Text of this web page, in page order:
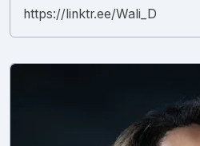
https://linktr.ee/Wali_D